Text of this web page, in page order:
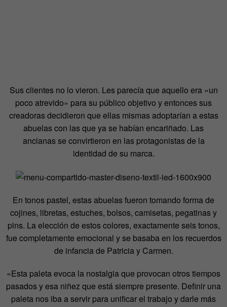
Sus clientes no lo vieron. Les parecía que aquello era «un
poco atrevido» para su público objetivo y entonces sus
creadoras decidieron que ellas mismas adoptarían a estas
abuelas con las que ya se habían encariñado. Las
ancianas se convirtieron en las protagonistas de la
identidad de su marca.
En tonos pastel, estas abuelas fueron tomando forma de
cojines, libretas, estuches, bolsos, camisetas, pegatinas y
pins. La elección de estos colores, exactamente seis tonos,
fue completamente emocional y se basaba en los recuerdos
de infancia de Patricia y Carmen.
«Esta paleta evoca la nostalgia que provocan otros tiempos
pasados y esa niñez que está siempre presente. Definir una
paleta nos iba a servir para unificar el trabajo y darle más